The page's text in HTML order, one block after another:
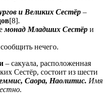
и Великих Сестёр –
[8].
монад Младших Сестёр и
сообщить нечего.
– сакуала, расположенная
Сестёр, состоит из шести
Саора, Наолитис. Имя